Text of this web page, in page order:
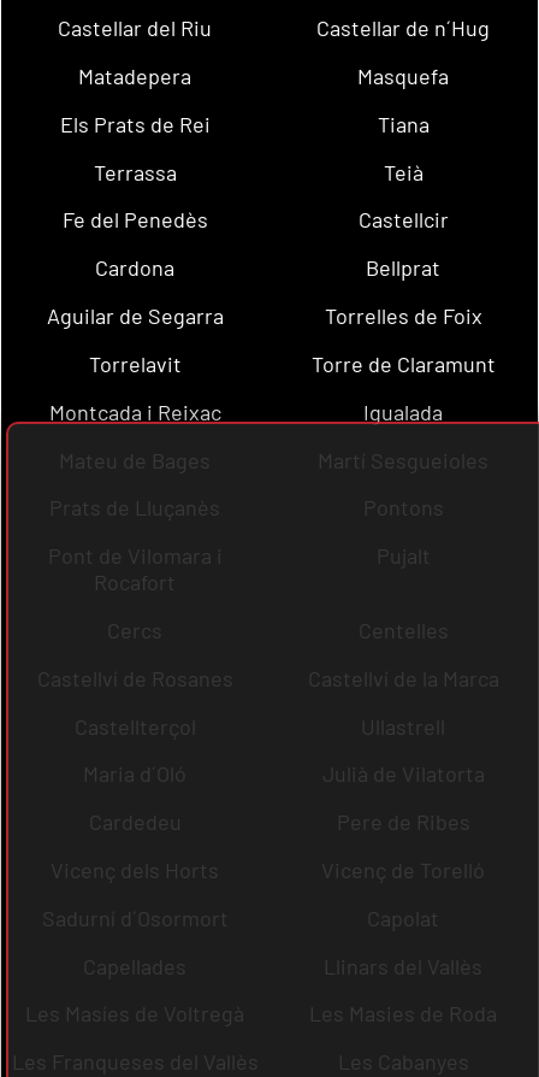
Castellar del Riu
Castellar de n´Hug
Matadepera
Masquefa
Els Prats de Rei
Tiana
Terrassa
Teià
Fe del Penedès
Castellcir
Cardona
Bellprat
Aguilar de Segarra
Torrelles de Foix
Torrelavit
Torre de Claramunt
Montcada i Reixac
Igualada
Mateu de Bages
Martí Sesgueioles
Prats de Lluçanès
Pontons
Pont de Vilomara i
Rocafort
Pujalt
Cercs
Centelles
Castellví de Rosanes
Castellví de la Marca
Castellterçol
Ullastrell
Maria d´Oló
Julià de Vilatorta
Cardedeu
Pere de Ribes
Vicenç dels Horts
Vicenç de Torelló
Sadurní d´Osormort
Capolat
Capellades
Llinars del Vallès
Les Masíes de Voltregà
Les Masies de Roda
Les Franqueses del Vallès
Les Cabanyes